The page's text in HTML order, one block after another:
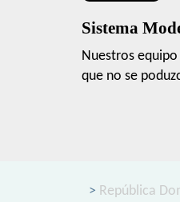
Sistema
Nuestros
que no se
> República